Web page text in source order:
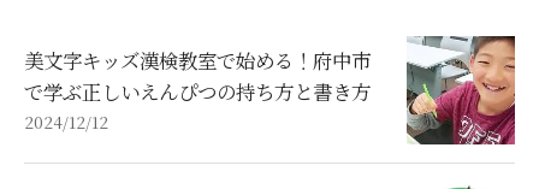
美文字キッズ漢検教室で始める！府中市
で学ぶ正しいえんぴつの持ち方と書き方
2024/12/12